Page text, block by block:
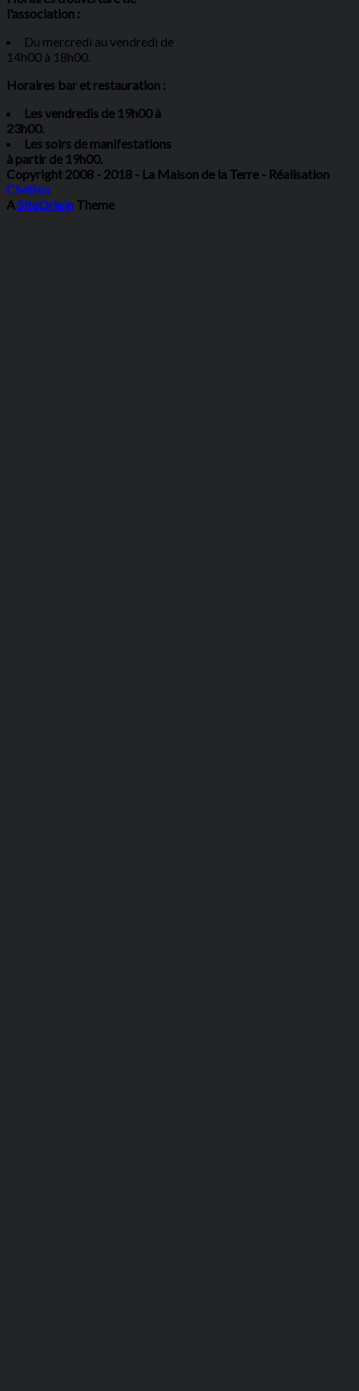
l'association :
Du mercredi au vendredi de
14h00 à 18h00.
Horaires bar et restauration :
Les vendredis de 19h00 à
23h00.
Les soirs de manifestations
à partir de 19h00.
Copyright 2008 - 2018 - La Maison de la Terre - Réalisation
CiviBox
ASiteOrigin Theme